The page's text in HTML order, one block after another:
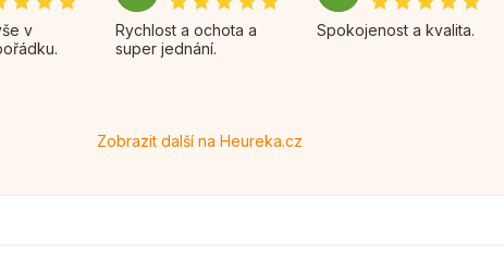
Rychlost a ochota a
super jednání.
Spokojenost a kvalita.
Zobrazit další na Heureka.cz